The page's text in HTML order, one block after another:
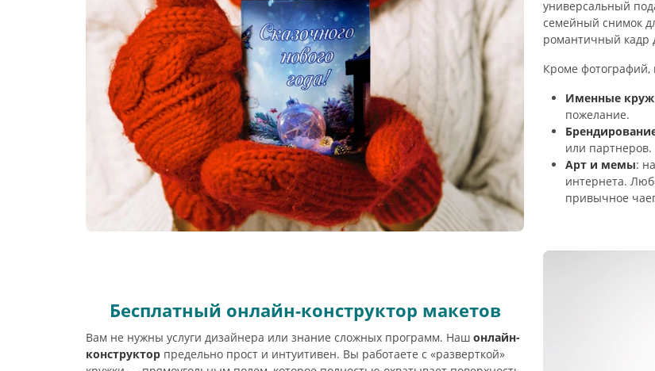
универсальный
семейный снимок
романтичный кадр
Кроме фотографий,
Именные
пожелание.
или партнеров.
Арт и мемы:
интернета.
привычное
Бесплатный онлайн-конструктор макетов
Вам не нужны услуги дизайнера или знание сложных программ. Наш онлайн-
конструктор предельно прост и интуитивен. Вы работаете с «разверткой»